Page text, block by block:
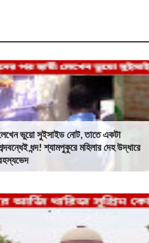
ভুয়ো সুইসাইড নোট, তাতে একটা
ধন্দ! শ্যামপুকুরে মহিলার দেহ উদ্ধারে